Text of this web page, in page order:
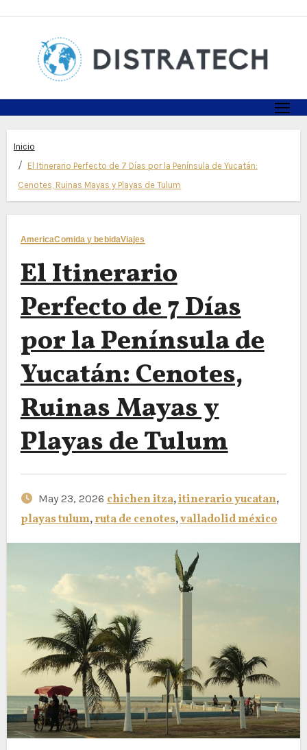
Inicio
El Itinerario Perfecto de 7 Días por la Península de Yucatán:
Cenotes, Ruinas Mayas y Playas de Tulum
AmericaComida y bebidaViajes
El Itinerario
Perfecto de 7 Días
por la Península de
Yucatán: Cenotes,
Ruinas Mayas y
Playas de Tulum
May 23, 2026 chichen itza,itinerario yucatan,
playas tulum,ruta de cenotes,valladolid méxico